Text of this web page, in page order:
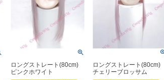
ロングストレート(80cm)
ピンクホワイト
ロングストレート(80cm)
チェリーブロッサム